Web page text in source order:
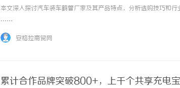
本文深入探讨汽车装车鹤管厂家及其产品特点，分析选购技巧和
……
安格拉商贸网
累计合作品牌突破800+，上千个共享充电